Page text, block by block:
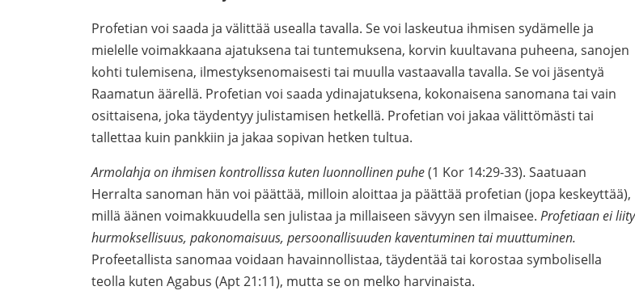
Profetian voi saada ja välittää usealla tavalla. Se voi laskeutua ihmisen sydämelle ja
mielelle voimakkaana ajatuksena tai tuntemuksena, korvin kuultavana puheena, sanojen
kohti tulemisena, ilmestyksenomaisesti tai muulla vastaavalla tavalla. Se voi jäsentyä
Raamatun äärellä. Profetian voi saada ydinajatuksena, kokonaisena sanomana tai vain
osittaisena, joka täydentyy julistamisen hetkellä. Profetian voi jakaa välittömästi tai
tallettaa kuin pankkiin ja jakaa sopivan hetken tultua.
Armolahja on ihmisen kontrollissa kuten luonnollinen puhe(1 Kor 14:29-33). Saatuaan
Herralta sanoman hän voi päättää, milloin aloittaa ja päättää profetian (jopa keskeyttää),
millä äänen voimakkuudella sen julistaa ja millaiseen sävyyn sen ilmaisee. Profetiaan ei liity
hurmoksellisuus, pakonomaisuus, persoonallisuuden kaventuminen tai muuttuminen.
Profeetallista sanomaa voidaan havainnollistaa, täydentää tai korostaa symbolisella
teolla kuten Agabus (Apt 21:11), mutta se on melko harvinaista.